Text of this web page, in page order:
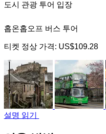
도시 관광 투어 입장
홉온홉오프 버스 투어
티켓 정상 가격: US$109.28
설명 읽기